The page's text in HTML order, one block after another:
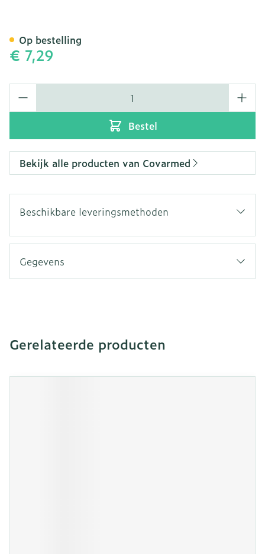
€ 7,29
Bestel
Op bestelling
Bekijk alle producten van Covarmed
Beschikbare leveringsmethoden
Gegevens
Gerelateerde producten
Navigeren door de elementen van de carrousel is
Druk om carrousel over te slaan
Druk op om naar carrouselnavigatie te gaan